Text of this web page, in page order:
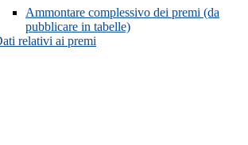
Ammontare complessivo dei premi (da
pubblicare in tabelle)
relativi ai premi